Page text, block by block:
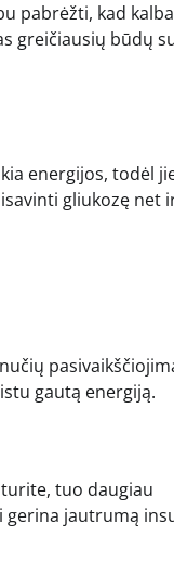
pabrėžti, kad
greičiausių būdų
energijos, todėl
gliukozę net
gautą energiją.
tuo daugiau
gerina jautrumą